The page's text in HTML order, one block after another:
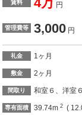
賃料 円
管理費等 3,000 円
礼金 1ヶ月
敷金 2ヶ月
間取り 和室６、洋室
専有面積 39.74m2 (